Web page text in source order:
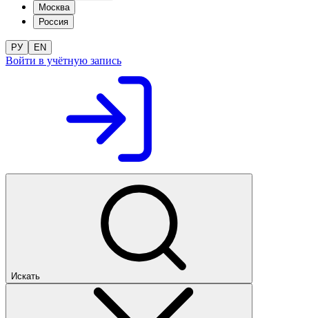
Москва
Россия
РУ EN
Войти в учётную запись
Искать